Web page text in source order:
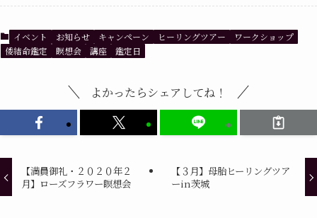
イベント お知らせ キャンペーン ヒーリングツアー
ワークショップ
倭結命鑑定
瞑想会 講座 鑑定日
よかったらシェアしてね！
【満員御礼・２０２０年２
月】ローズフラワー瞑想会
【３月】母胎ヒーリングツア
ーin茨城